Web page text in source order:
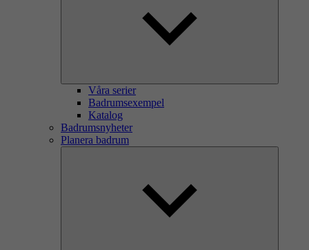
Våra serier
Badrumsexempel
Katalog
Badrumsnyheter
Planera badrum